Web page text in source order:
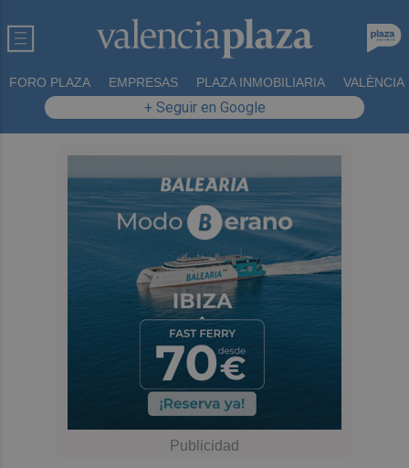
FORO PLAZA EMPRESAS PLAZA INMOBILIARIA VALÈNCIA
+ Seguir en Google